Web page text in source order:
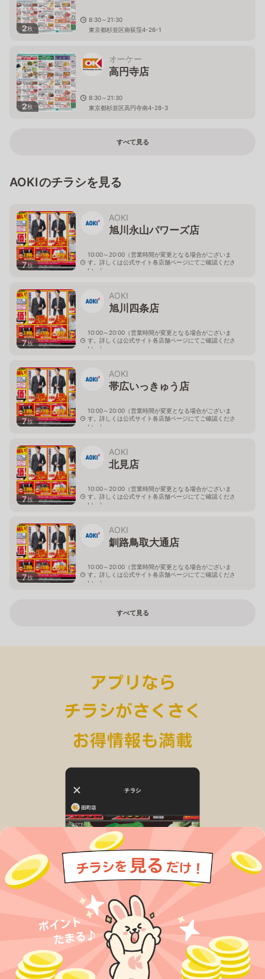
2枚
8:30～21:30
東京都杉並区南荻窪4-26-1
2枚
オーケー
高円寺店
8:30～21:30
東京都杉並区高円寺南4-28-3
すべて見る
AOKIのチラシを見る
7枚
AOKI
旭川永山パワーズ店
10:00～20:00（営業時間が変更となる場合がございま
す。詳しくは公式サイト各店舗ページにてご確認くださ
い。）
7枚
AOKI
旭川四条店
10:00～20:00（営業時間が変更となる場合がございま
す。詳しくは公式サイト各店舗ページにてご確認くださ
い。）
7枚
AOKI
帯広いっきゅう店
10:00～20:00（営業時間が変更となる場合がございま
す。詳しくは公式サイト各店舗ページにてご確認くださ
い。）
7枚
AOKI
北見店
10:00～20:00（営業時間が変更となる場合がございま
す。詳しくは公式サイト各店舗ページにてご確認くださ
い。）
7枚
AOKI
釧路鳥取大通店
10:00～20:00（営業時間が変更となる場合がございま
す。詳しくは公式サイト各店舗ページにてご確認くださ
い。）
すべて見る